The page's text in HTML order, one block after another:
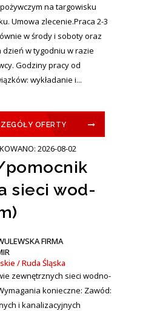
na targowisku
Umowa zlecenie.Praca 2-3
w środy i soboty oraz
w tygodniu w razie
Godziny pracy od
wykładanie i...
OFERTY
2026-08-02
sieci wod-
FIRMA
/ Ruda Śląska
zewnętrznych sieci wodno-
konieczne: Zawód:
i kanalizacyjnych